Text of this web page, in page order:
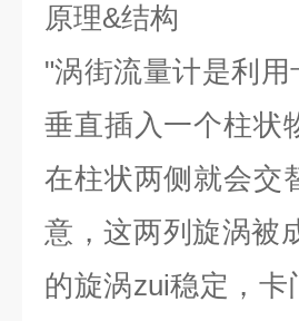
原理&结构
"涡街流量计是利
垂直插入一个柱状
在柱状两侧就会交
意，这两列旋涡被
的旋涡zui稳定，